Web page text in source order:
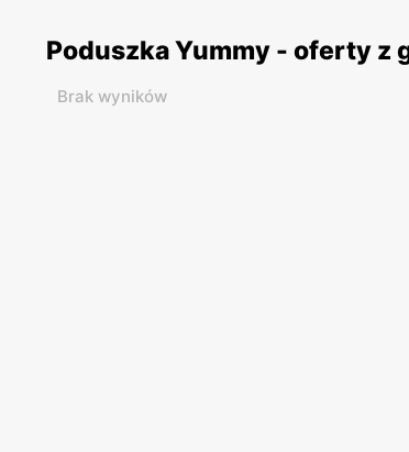
Poduszka Yummy - oferty z
Brak wyników